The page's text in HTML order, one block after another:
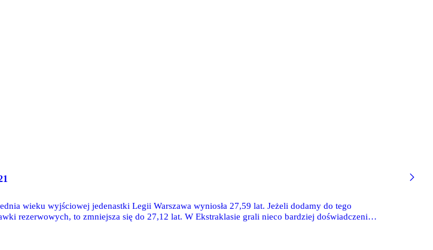
wieku wyjściowej jedenastki Legii Warszawa wyniosła 27,59 lat. Jeżeli dodamy do tego
rezerwowych, to zmniejsza się do 27,12 lat. W Ekstraklasie grali nieco bardziej doświadczeni